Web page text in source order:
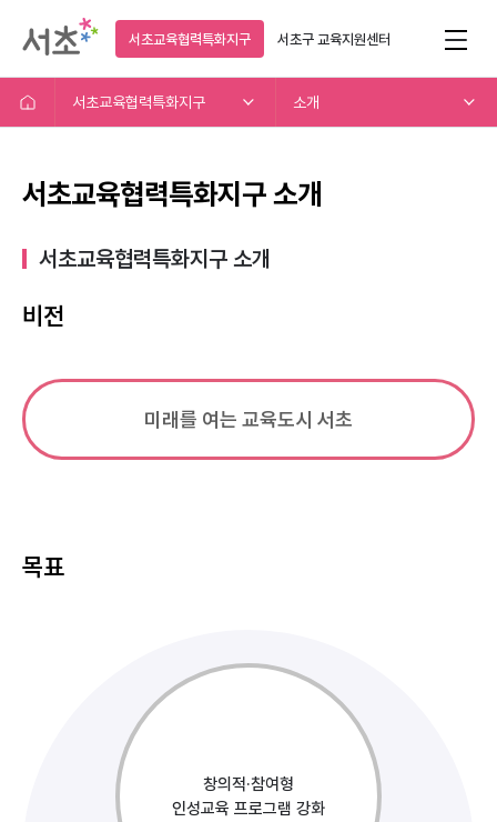
서초교육협력특화지구 서초구교육지원센터
서초교육협력특화지구 소개
서초교육협력특화지구 소개
서초교육협력특화지구 소개​
비전
미래를 여는 교육도시 서초
목표
창의적·참여형
인성교육 프로그램 강화